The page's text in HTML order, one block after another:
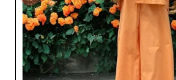
necessità di un servizio impeccabile. Scegliere FreeStyle
Mode GmbH significa puntare su un
far crescere la tua attività con
femminile che uniscono qualità, stile